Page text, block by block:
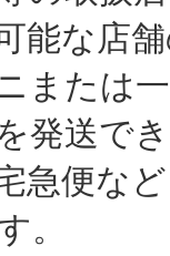
能な店
たは一
発送で
便など
。